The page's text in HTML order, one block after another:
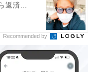
返済...
Recommended by